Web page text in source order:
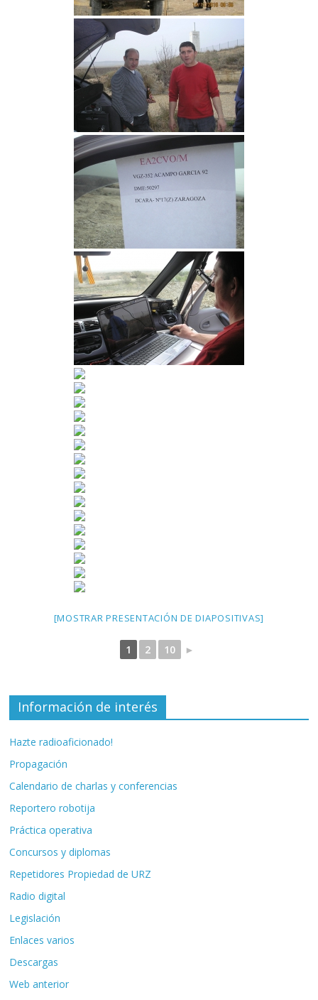
Zaragoza
[MOSTRAR PRESENTACIÓN DE DIAPOSITIVAS]
1 2 10 ►
Información de interés
Hazte radioaficionado!
Propagación
Calendario de charlas y conferencias
Reportero robotija
Práctica operativa
Concursos y diplomas
Repetidores Propiedad de URZ
Radio digital
Legislación
Enlaces varios
Descargas
Web anterior